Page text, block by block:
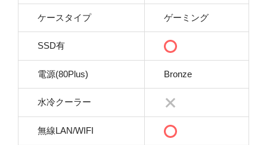
ケースタイプ ゲーミング
SSD有
電源(80Plus) Bronze
水冷クーラー
無線LAN/WIFI